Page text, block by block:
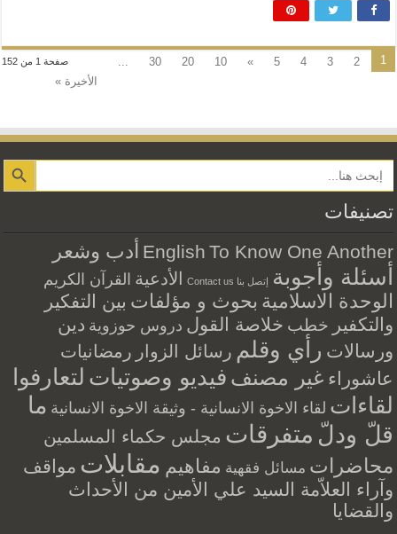
صفحة 1 من 152 1
2
3
4
5
»
10
20
30
الأخيرة »
Search Button
تصنيفات
English To Know One Another أدب وشعر
أسئلة وأجوبة إتصل بنا Contact us الأدعية القرآن الكريم
الوحدة الاسلامية بحوث و مؤلفات بين التفكير
والتكفير خطب خلاصة القول دروس حوزوية دين
ورسالات رأي وقلم رسائل الزوار رمضانيات
عاشوراء غير مصنف فيديو وصوتيات لتعارفوا
لقاءات لقاء الاخوة الانسانية - وثيقة الاخوة الانسانية ما
قلّ ودلّ متفرقات مجلس حكماء المسلمين
محاضرات مسائل فقهية مفاهيم مقابلات مواقف
وآراء العلاّمة السيد علي الأمين من الأحداث
والقضايا